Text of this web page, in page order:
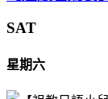
SAT
星期六